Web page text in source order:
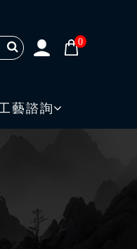
0
藝諮詢